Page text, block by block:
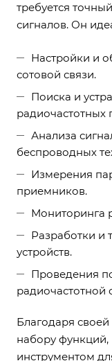
требуется
сигналов. Он
Настройки и
сотовой связи.
Поиска и
радиочастотных
Анализа
беспроводных
Измерения
приемников.
Мониторинга
Разработки и
устройств.
Проведения
радиочастотной
Благодаря
набору функций,
инструментом